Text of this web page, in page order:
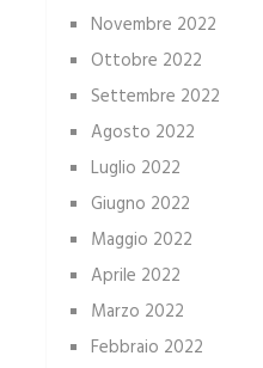
Novembre 2022
Ottobre 2022
Settembre 2022
Agosto 2022
Luglio 2022
Giugno 2022
Maggio 2022
Aprile 2022
Marzo 2022
Febbraio 2022